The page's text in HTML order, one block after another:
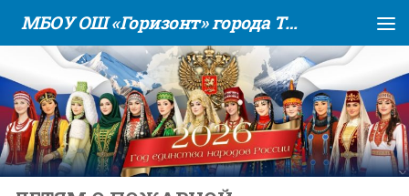
Skip to content МБОУ ОШ «Горизонт» города Тюмени